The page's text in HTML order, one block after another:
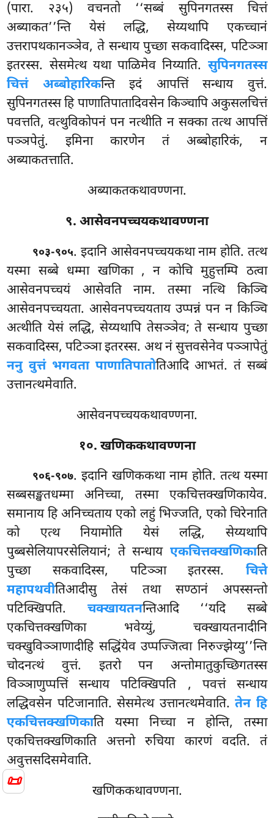
📜
(पारा. २३५) वचनतो ‘‘सब्बं सुपिनगतस्स चित्तं
अब्याकत’’न्ति येसं लद्धि, सेय्यथापि एकच्चानं
उत्तरापथकानञ्ञेव, ते सन्धाय पुच्छा सकवादिस्स, पटिञ्ञा
इतरस्स. सेसमेत्थ यथा पाळिमेव निय्याति. सुपिनगतस्स
चित्तं अब्बोहारिकन्ति इदं आपत्तिं सन्धाय वुत्तं.
सुपिनगतस्स हि पाणातिपातादिवसेन किञ्चापि अकुसलचित्तं
पवत्तति, वत्थुविकोपनं पन नत्थीति न सक्का तत्थ आपत्तिं
पञ्ञपेतुं. इमिना कारणेन तं अब्बोहारिकं, न
अब्याकतत्ताति.
अब्याकतकथावण्णना.
९. आसेवनपच्चयकथावण्णना
९०३-९०५. इदानि आसेवनपच्चयकथा नाम होति. तत्थ
यस्मा सब्बे धम्मा खणिका , न कोचि मुहुत्तम्पि ठत्वा
आसेवनपच्चयं आसेवति नाम. तस्मा नत्थि किञ्चि
आसेवनपच्चयता. आसेवनपच्चयताय उप्पन्नं पन न किञ्चि
अत्थीति येसं लद्धि, सेय्यथापि तेसञ्ञेव; ते सन्धाय पुच्छा
सकवादिस्स, पटिञ्ञा इतरस्स. अथ नं सुत्तवसेनेव पञ्ञापेतुं
ननु वुत्तं भगवता पाणातिपातोतिआदि आभतं. तं सब्बं
उत्तानत्थमेवाति.
आसेवनपच्चयकथावण्णना.
१०. खणिककथावण्णना
९०६-९०७. इदानि खणिककथा नाम होति. तत्थ यस्मा
सब्बसङ्खतधम्मा अनिच्चा, तस्मा एकचित्तक्खणिकायेव.
समानाय हि अनिच्चताय एको लहुं भिज्जति, एको चिरेनाति
को एत्थ नियामोति येसं लद्धि, सेय्यथापि
पुब्बसेलियापरसेलियानं; ते सन्धाय एकचित्तक्खणिकाति
पुच्छा सकवादिस्स, पटिञ्ञा इतरस्स. चित्ते
महापथवीतिआदीसु तेसं तथा सण्ठानं अपस्सन्तो
पटिक्खिपति. चक्खायतनन्तिआदि ‘‘यदि सब्बे
एकचित्तक्खणिका भवेय्युं, चक्खायतनादीनि
चक्खुविञ्ञाणादीहि सद्धिंयेव उप्पज्जित्वा निरुज्झेय्यु’’न्ति
चोदनत्थं वुत्तं. इतरो पन अन्तोमातुकुच्छिगतस्स
विञ्ञाणुप्पत्तिं सन्धाय पटिक्खिपति , पवत्तं सन्धाय
लद्धिवसेन पटिजानाति. सेसमेत्थ उत्तानत्थमेवाति.तेन हि
एकचित्तक्खणिकाति यस्मा निच्चा न होन्ति, तस्मा
एकचित्तक्खणिकाति अत्तनो रुचिया कारणं वदति. तं
अवुत्तसदिसमेवाति.
खणिककथावण्णना.